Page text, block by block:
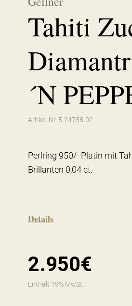
Tahiti
´N
Artikel-Nr. 5-24758-02
Perlring 950/- Platin mit
Brillanten 0,04 ct.
Details
2.950€
Enthält 19% MwSt.